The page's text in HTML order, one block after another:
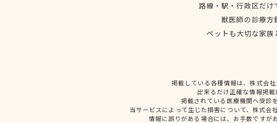
路線・駅・行政区だ
獣医師の診療方
ペットも大切な家
掲載している各種情報は、株式会
出来るだけ正確な情報掲
掲載されている医療機関へ受診
当サービスによって生じた損害について、株式
情報に誤りがある場合には、お手数ですが